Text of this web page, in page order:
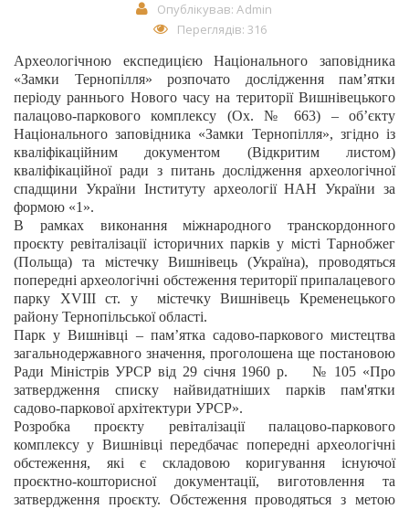
Опублікував:Admin
Переглядів: 316
Археологічною експедицією Національного заповідника
«Замки Тернопілля» розпочато дослідження пам’ятки
періоду раннього Нового часу на території Вишнівецького
палацово-паркового комплексу (Ох. № 663) – об’єкту
Національного заповідника «Замки Тернопілля», згідно із
кваліфікаційним документом (Відкритим листом)
кваліфікаційної ради з питань дослідження археологічної
спадщини України Інституту археології НАН України за
формою «1».
В рамках виконання міжнародного транскордонного
проєкту ревіталізації історичних парків у місті Тарнобжег
(Польща) та містечку Вишнівець (Україна), проводяться
попередні археологічні обстеження території припалацевого
парку XVIIIст. у містечку Вишнівець Кременецького
району Тернопільської області.
Парк у Вишнівці – пам’ятка садово-паркового мистецтва
загальнодержавного значення, проголошена ще постановою
Ради Міністрів УРСР від 29 січня 1960 р. № 105 «Про
затвердження списку найвидатніших парків пам'ятки
садово-паркової архітектури УРСР».
Розробка проєкту ревіталізації палацово-паркового
комплексу у Вишнівці передбачає попередні археологічні
обстеження, які є складовою коригування існуючої
проєктно-кошторисної документації, виготовлення та
затвердження проєкту. Обстеження проводяться з метою